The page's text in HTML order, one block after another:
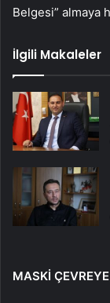
Belgesi” almaya
İlgili Makaleler
MASKİ